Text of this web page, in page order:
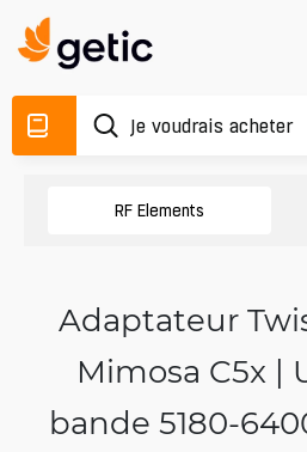
RF Elements
Adaptateur
Mimosa C5x |
bande 5180-